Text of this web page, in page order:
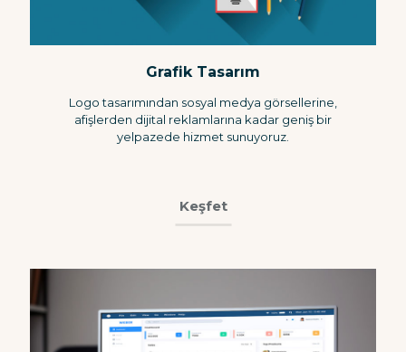
Grafik Tasarım
Logo tasarımından sosyal medya görsellerine,
afişlerden dijital reklamlarına kadar geniş bir
yelpazede hizmet sunuyoruz.
Keşfet